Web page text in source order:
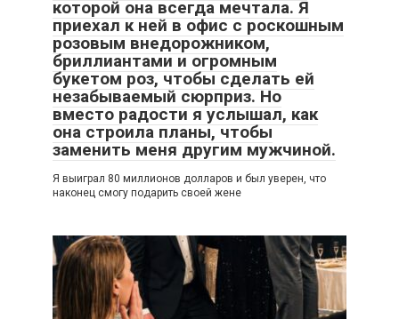
которой она всегда мечтала. Я
приехал к ней в офис с роскошным
розовым внедорожником,
бриллиантами и огромным
букетом роз, чтобы сделать ей
незабываемый сюрприз. Но
вместо радости я услышал, как
она строила планы, чтобы
заменить меня другим мужчиной.
Я выиграл 80 миллионов долларов и был уверен, что
наконец смогу подарить своей жене